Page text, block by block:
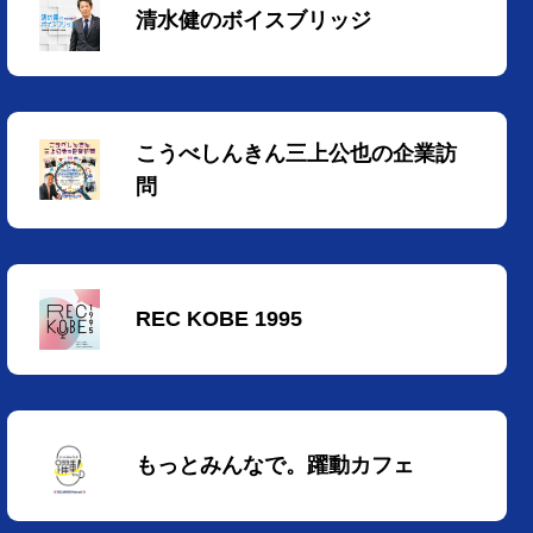
清水健のボイスブリッジ
こうべしんきん三上公也の企業訪
問
REC KOBE 1995
もっとみんなで。躍動カフェ